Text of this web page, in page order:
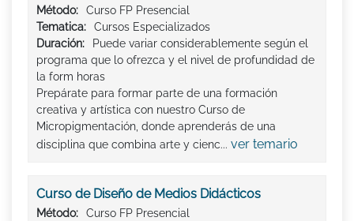
Método:
Curso FP Presencial
Tematica:
Cursos Especializados
Duración:
Puede variar considerablemente según el
programa que lo ofrezca y el nivel de profundidad de
la form horas
Prepárate para formar parte de una formación
creativa y artística con nuestro Curso de
Micropigmentación, donde aprenderás de una
disciplina que combina arte y cienc... ver temario
Curso de Diseño de Medios Didácticos
Método:
Curso FP Presencial